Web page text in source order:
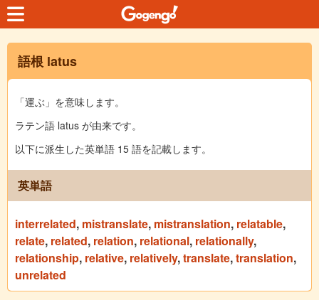
語根 latus
「運ぶ」を意味します。
ラテン語 latus が由来です。
以下に派生した英単語 15 語を記載します。
英単語
interrelated, mistranslate, mistranslation, relatable,
relate, related, relation, relational, relationally,
relationship, relative, relatively,translate,translation,
unrelated